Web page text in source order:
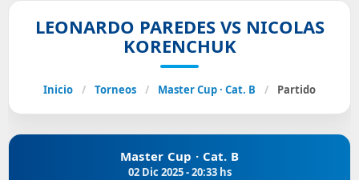
LEONARDO PAREDES VS NICOLAS
KORENCHUK
Inicio / Torneos / Master Cup · Cat. B / Partido
Master Cup · Cat. B
02 Dic 2025 - 20:33 hs